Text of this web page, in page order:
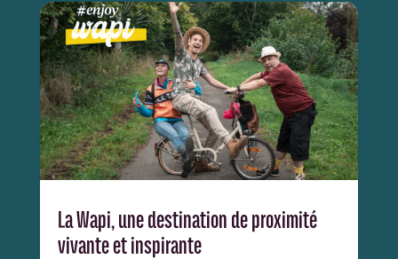
La Wapi, une destination de proximité
vivante et inspirante